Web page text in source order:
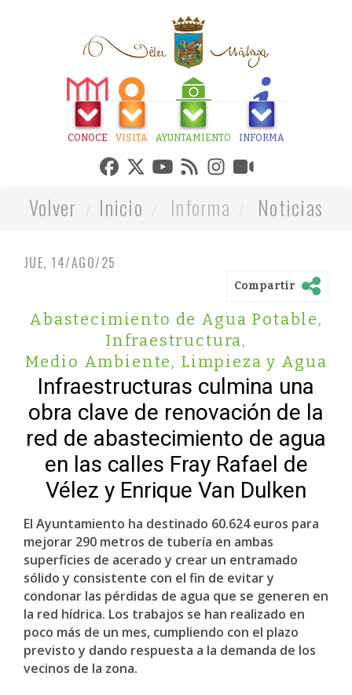
CONOCE VISITA AYUNTAMIENTO INFORMA
Volver Inicio Informa Noticias
JUE, 14/AGO/25
Compartir
Abastecimiento de Agua Potable,
Infraestructura,
Medio Ambiente, Limpieza y Agua
Infraestructuras culmina una
obra clave de renovación de la
red de abastecimiento de agua
en las calles Fray Rafael de
Vélez y Enrique Van Dulken
El Ayuntamiento ha destinado 60.624 euros para
mejorar 290 metros de tubería en ambas
superficies de acerado y crear un entramado
sólido y consistente con el fin de evitar y
condonar las pérdidas de agua que se generen en
la red hídrica. Los trabajos se han realizado en
poco más de un mes, cumpliendo con el plazo
previsto y dando respuesta a la demanda de los
vecinos de la zona.